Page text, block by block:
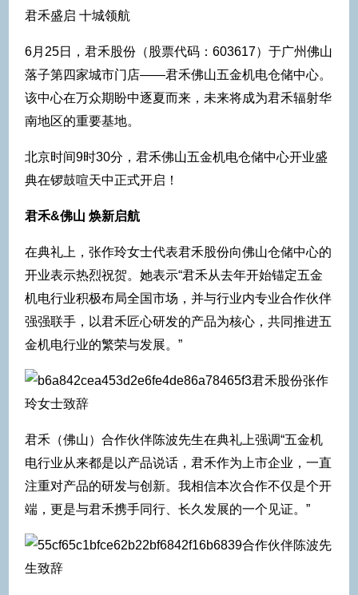
君禾盛启 十城领航
6月25日，君禾股份（股票代码：603617）于广州佛山
落子第四家城市门店——君禾佛山五金机电仓储中心。
该中心在万众期盼中逐夏而来，未来将成为君禾辐射华
南地区的重要基地。
北京时间9时30分，君禾佛山五金机电仓储中心开业盛
典在锣鼓喧天中正式开启！
君禾&佛山 焕新启航
在典礼上，张作玲女士代表君禾股份向佛山仓储中心的
开业表示热烈祝贺。她表示“君禾从去年开始锚定五金
机电行业积极布局全国市场，并与行业内专业合作伙伴
强强联手，以君禾匠心研发的产品为核心，共同推进五
金机电行业的繁荣与发展。”
君禾股份张作
玲女士致辞
君禾（佛山）合作伙伴陈波先生在典礼上强调“五金机
电行业从来都是以产品说话，君禾作为上市企业，一直
注重对产品的研发与创新。我相信本次合作不仅是个开
端，更是与君禾携手同行、长久发展的一个见证。”
合作伙伴陈波先
生致辞